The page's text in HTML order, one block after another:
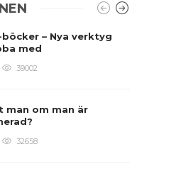
böcker – Nya verktyg
med
39002
man om man är
32658